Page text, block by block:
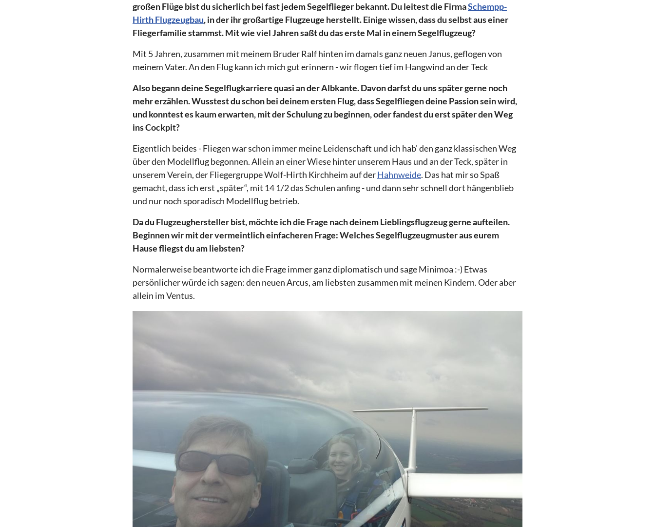
großen Flüge bist du sicherlich bei fast jedem Segelflieger bekannt. Du leitest die FirmaSchempp-
Hirth Flugzeugbau, in der ihr großartige Flugzeuge herstellt. Einige wissen, dass du selbst aus einer
Fliegerfamilie stammst. Mit wie viel Jahren saßt du das erste Mal in einem Segelflugzeug?
Mit 5 Jahren, zusammen mit meinem Bruder Ralf hinten im damals ganz neuen Janus, geflogen von
meinem Vater. An den Flug kann ich mich gut erinnern - wir flogen tief im Hangwind an der Teck
Also begann deine Segelflugkarriere quasi an der Albkante. Davon darfst du uns später gerne noch
mehr erzählen. Wusstest du schon bei deinem ersten Flug, dass Segelfliegen deine Passion sein wird,
und konntest es kaum erwarten, mit der Schulung zu beginnen, oder fandest du erst später den Weg
ins Cockpit?
Eigentlich beides - Fliegen war schon immer meine Leidenschaft und ich hab’ den ganz klassischen Weg
über den Modellflug begonnen. Allein an einer Wiese hinter unserem Haus und an der Teck, später in
unserem Verein, der Fliegergruppe Wolf-Hirth Kirchheim auf derHahnweide. Das hat mir so Spaß
gemacht, dass ich erst „später“, mit 14 1/2 das Schulen anfing - und dann sehr schnell dort hängenblieb
und nur noch sporadisch Modellflug betrieb.
Da du Flugzeughersteller bist, möchte ich die Frage nach deinem Lieblingsflugzeug gerne aufteilen.
Beginnen wir mit der vermeintlich einfacheren Frage: Welches Segelflugzeugmuster aus eurem
Hause fliegst du am liebsten?
Normalerweise beantworte ich die Frage immer ganz diplomatisch und sage Minimoa :-) Etwas
persönlicher würde ich sagen: den neuen Arcus, am liebsten zusammen mit meinen Kindern. Oder aber
allein im Ventus.